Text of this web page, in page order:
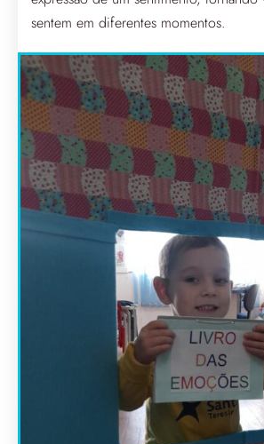
sentem em diferentes momentos.